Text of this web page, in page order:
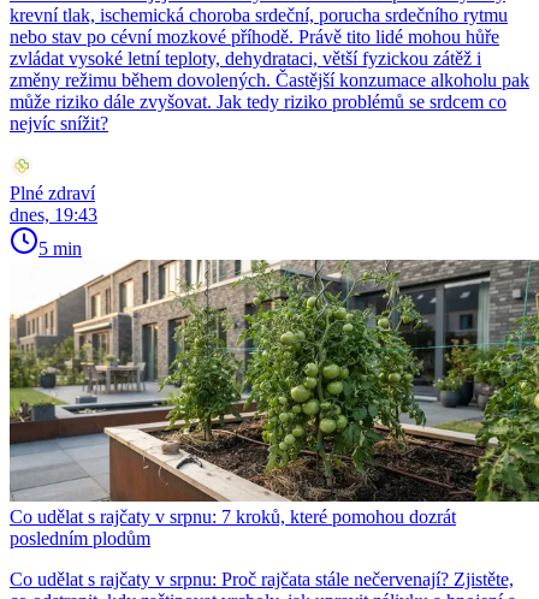
krevní tlak, ischemická choroba srdeční, porucha srdečního rytmu
nebo stav po cévní mozkové příhodě. Právě tito lidé mohou hůře
zvládat vysoké letní teploty, dehydrataci, větší fyzickou zátěž i
změny režimu během dovolených. Častější konzumace alkoholu pak
může riziko dále zvyšovat. Jak tedy riziko problémů se srdcem co
nejvíc snížit?
Plné zdraví
dnes, 19:43
5 min
Co udělat s rajčaty v srpnu: 7 kroků, které pomohou dozrát
posledním plodům
Co udělat s rajčaty v srpnu: Proč rajčata stále nečervenají? Zjistěte,